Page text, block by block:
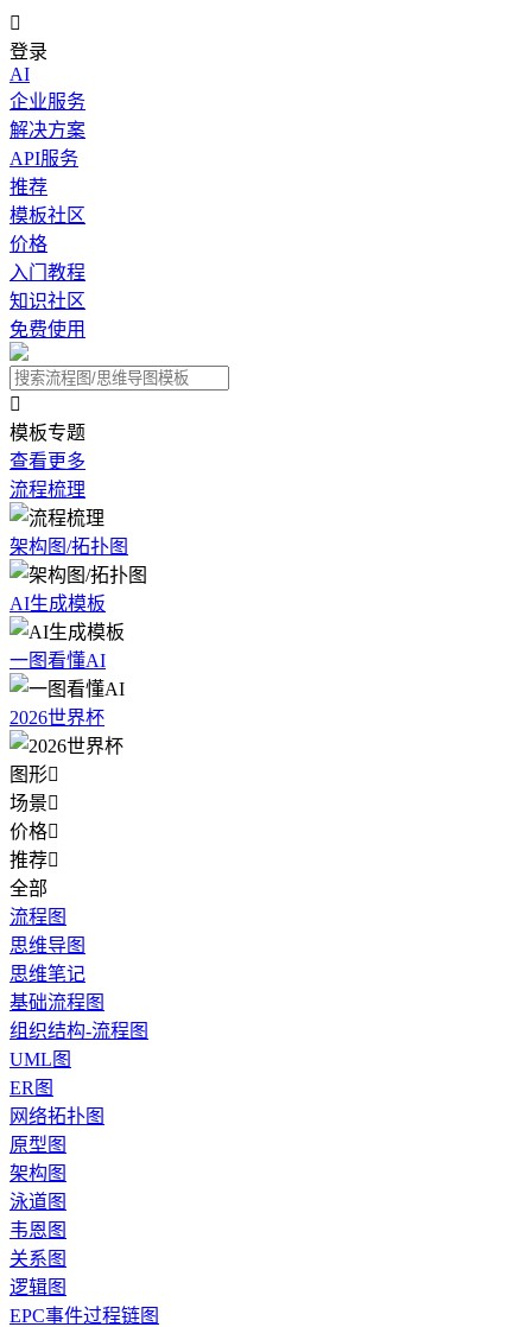

登录
AI
企业服务
解决方案
API服务
推荐
模板社区
价格
入门教程
知识社区
免费使用

模板专题
查看更多
流程梳理
架构图/拓扑图
AI生成模板
一图看懂AI
2026世界杯
图形
场景
价格
推荐
全部
流程图
思维导图
思维笔记
基础流程图
组织结构-流程图
UML图
ER图
网络拓扑图
原型图
架构图
泳道图
韦恩图
关系图
逻辑图
EPC事件过程链图